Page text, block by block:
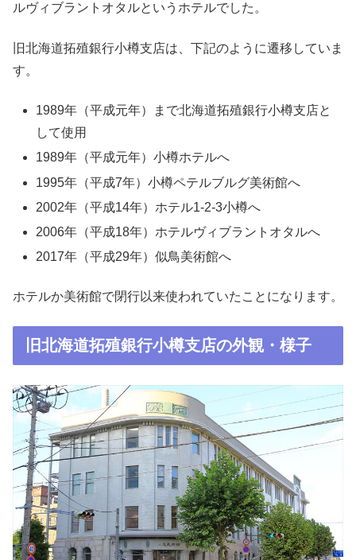
ルヴィブラントオタルというホテルでした。
旧北海道拓殖銀行小樽支店は、下記のように遷移していま
す。
1989年（平成元年）まで北海道拓殖銀行小樽支店と
して使用
1989年（平成元年）小樽ホテルへ
1995年（平成7年）小樽ペテルブルグ美術館へ
2002年（平成14年）ホテル1-2-3小樽へ
2006年（平成18年）ホテルヴィブラントオタルへ
2017年（平成29年）似鳥美術館へ
ホテルか美術館で閉行以来使われていたことになります。
旧北海道拓殖銀行小樽支店の外観・様子